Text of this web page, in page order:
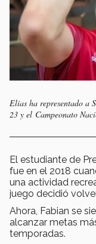
Elías ha representado a
23 y el Campeonato
El estudiante de
fue en el 2018
una actividad
juego decidió
Ahora, Fabian se
alcanzar metas
temporadas.